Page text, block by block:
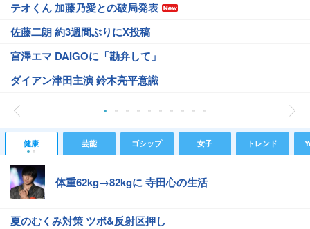
テオくん 加藤乃愛との破局発表
佐藤二朗 約3週間ぶりにX投稿
宮澤エマ DAIGOに「勘弁して」
ダイアン津田主演 鈴木亮平意識
健康 芸能 ゴシップ 女子 トレンド
体重62kg→82kgに 寺田心の生活
夏のむくみ対策 ツボ&反射区押し